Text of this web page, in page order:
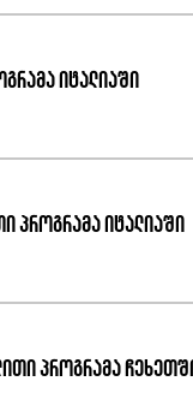
იტალიაში
პროგრამა იტალიაში
პროგრამა